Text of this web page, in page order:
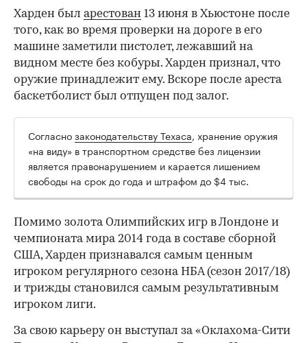
Харден был арестован 13 июня в Хьюстоне после
того, как во время проверки на дороге в его
машине заметили пистолет, лежавший на
видном месте без кобуры. Харден признал, что
оружие принадлежит ему. Вскоре после ареста
баскетболист был отпущен под залог.
Согласнозаконодательству Техаса, хранение оружия
«на виду» в транспортном средстве без лицензии
является правонарушением и карается лишением
свободы на срок до года и штрафом до $4 тыс.
Помимо золота Олимпийских игр в Лондоне и
чемпионата мира 2014 года в составе сборной
США, Харден признавался самым ценным
игроком регулярного сезона НБА (сезон 2017/18)
и трижды становился самым результативным
игроком лиги.
За свою карьеру он выступал за «Оклахома-Сити